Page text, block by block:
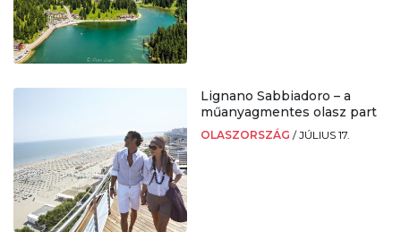
Lignano Sabbiadoro – a
műanyagmentes olasz part
OLASZORSZÁG /JÚLIUS 17.